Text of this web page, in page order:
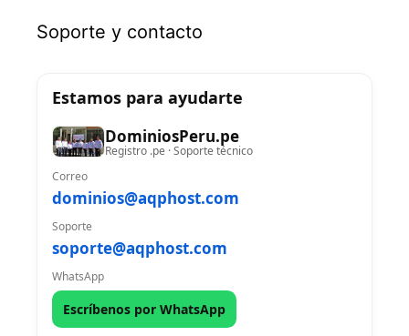
Soporte y contacto
Estamos para ayudarte
DominiosPeru.pe
Registro .pe · Soporte técnico
Correo
dominios@aqphost.com
Soporte
soporte@aqphost.com
WhatsApp
Escríbenos por WhatsApp